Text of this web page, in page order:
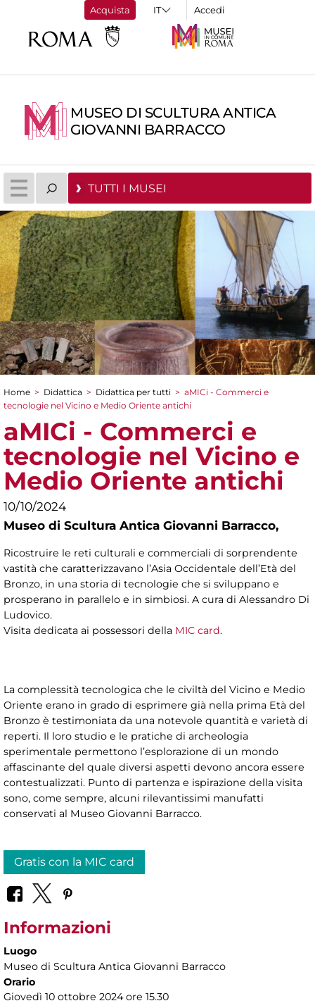
Acquista Accedi
MUSEO DI SCULTURA ANTICA
GIOVANNI BARRACCO
TUTTI I MUSEI
Tu sei qui
Home > Didattica > Didattica per tutti > aMICi - Commerci e
tecnologie nel Vicino e Medio Oriente antichi
aMICi - Commerci e
tecnologie nel Vicino e
Medio Oriente antichi
10/10/2024
Museo di Scultura Antica Giovanni Barracco,
Ricostruire le reti culturali e commerciali di sorprendente
vastità che caratterizzavano l’Asia Occidentale dell’Età del
Bronzo, in una storia di tecnologie che si sviluppano e
prosperano in parallelo e in simbiosi. A cura di Alessandro Di
Ludovico.
Visita dedicata ai possessori della MIC card.
La complessità tecnologica che le civiltà del Vicino e Medio
Oriente erano in grado di esprimere già nella prima Età del
Bronzo è testimoniata da una notevole quantità e varietà di
reperti. Il loro studio e le pratiche di archeologia
sperimentale permettono l’esplorazione di un mondo
affascinante del quale diversi aspetti devono ancora essere
contestualizzati. Punto di partenza e ispirazione della visita
sono, come sempre, alcuni rilevantissimi manufatti
conservati al Museo Giovanni Barracco.
Gratis con la MIC card
Informazioni
Luogo
Museo di Scultura Antica Giovanni Barracco
Orario
Giovedì 10 ottobre 2024 ore 15.30